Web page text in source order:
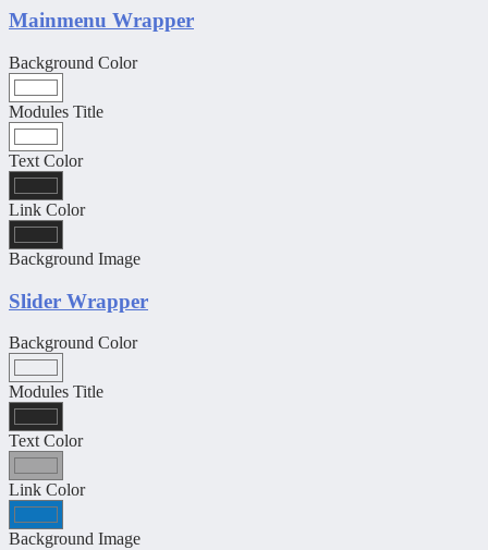
Mainmenu Wrapper
Background Color
Modules Title
Text Color
Link Color
Background Image
Slider Wrapper
Background Color
Modules Title
Text Color
Link Color
Background Image